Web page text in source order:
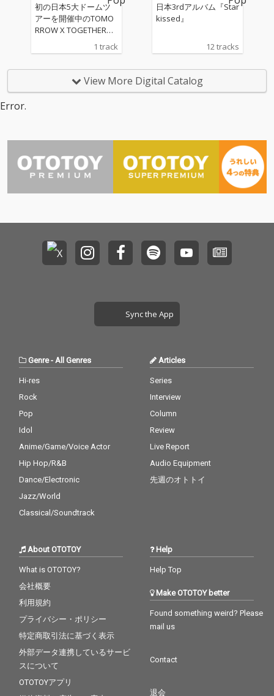
初の日本5大ドームツ
アーを開催中のTOMO
RROW X TOGETHERに
ル。L’Arc〜en〜Cielの
アーティストとしても
世界で活躍するHYDEに
かにやりとりする愛の
シグナルを、鼓動のよ
うなビートと繊細で大
胆なメロディーによっ
1 track
日本3rdアルバム『Star
kissed』
12 tracks
View More Digital Catalog
Error.
Sync the App
Genre- All Genres
Hi-res
Rock
Pop
Idol
Anime/Game/Voice Actor
Hip Hop/R&B
Dance/Electronic
Jazz/World
Classical/Soundtrack
Articles
Series
Interview
Column
Review
Live Report
Audio Equipment
先週のオトトイ
About OTOTOY
What is OTOTOY?
会社概要
利用規約
プライバシー・ポリシー
特定商取引法に基づく表示
外部データ連携しているサービ
スについて
OTOTOYアプリ
Help
Help Top
Make OTOTOY better
Found something weird? Please
mail us
Contact
退会